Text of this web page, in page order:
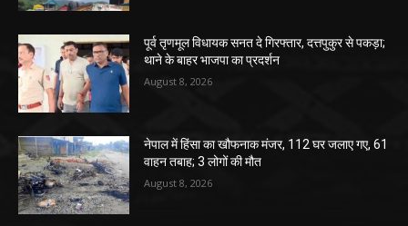
पूर्व तृणमूल विधायक सनत दे गिरफ्तार, दत्तपुकुर से पकड़ा;
थाने के बाहर भाजपा का प्रदर्शन
August 8, 2026
नेपाल में हिंसा का खौफनाक मंजर, 112 घर जलाए गए, 61
वाहन तबाह; 3 लोगों की मौत
August 8, 2026